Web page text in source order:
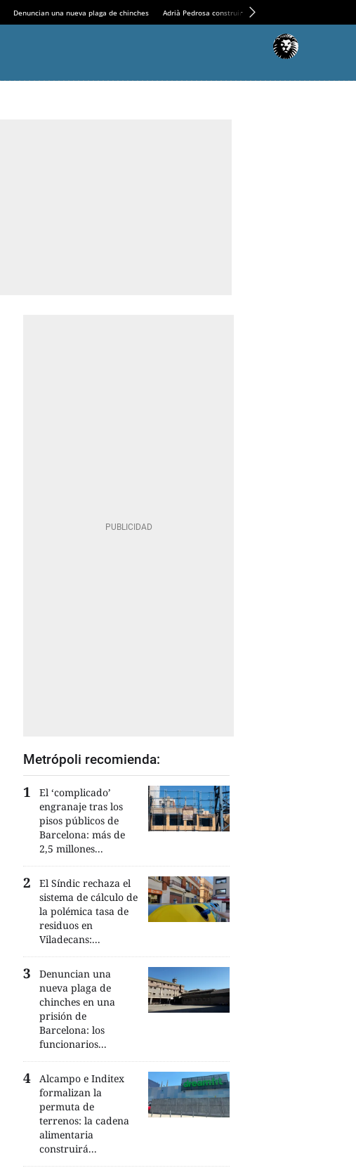
Denuncian una nueva plaga de chinches Adrià Pedrosa construirá la nueva residencia en el
Metrópoli recomienda:
El ‘complicado’
engranaje tras los
pisos públicos de
Barcelona: más de
2,5 millones...
El Síndic rechaza el
sistema de cálculo de
la polémica tasa de
residuos en
Viladecans:...
Denuncian una
nueva plaga de
chinches en una
prisión de
Barcelona: los
funcionarios...
Alcampo e Inditex
formalizan la
permuta de
terrenos: la cadena
alimentaria
construirá...